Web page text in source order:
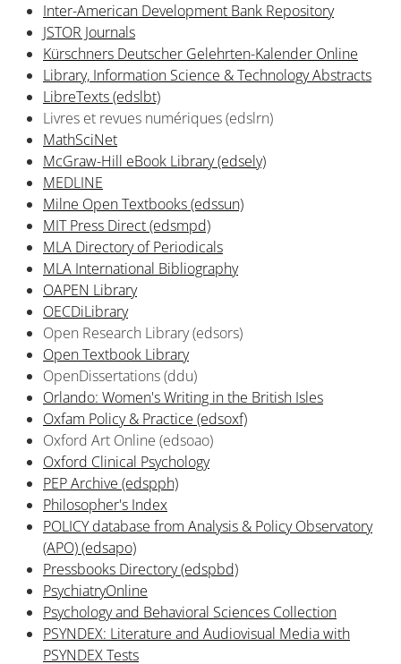
Inter-American Development Bank Repository
JSTOR Journals
Kürschners Deutscher Gelehrten-Kalender Online
Library, Information Science & Technology Abstracts
LibreTexts (edslbt)
Livres et revues numériques (edslrn)
MathSciNet
McGraw-Hill eBook Library (edsely)
MEDLINE
Milne Open Textbooks (edssun)
MIT Press Direct (edsmpd)
MLA Directory of Periodicals
MLA International Bibliography
OAPEN Library
OECDiLibrary
Open Research Library (edsors)
Open Textbook Library
OpenDissertations (ddu)
Orlando: Women's Writing in the British Isles
Oxfam Policy & Practice (edsoxf)
Oxford Art Online (edsoao)
Oxford Clinical Psychology
PEP Archive (edspph)
Philosopher's Index
POLICY database from Analysis & Policy Observatory
(APO) (edsapo)
Pressbooks Directory (edspbd)
PsychiatryOnline
Psychology and Behavioral Sciences Collection
PSYNDEX: Literature and Audiovisual Media with
PSYNDEX Tests